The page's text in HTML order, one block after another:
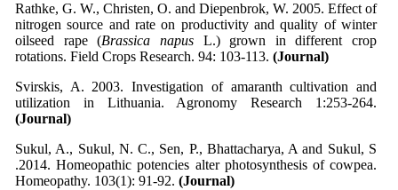
Rathke, G. W., Christen, O. and Diepenbrok, W. 2005. Effect of
nitrogen source and rate on productivity and quality of winter
oilseed rape (Brassica napus L.) grown in different crop
rotations. Field Crops Research. 94: 103-113. (Journal)
Svirskis, A. 2003. Investigation of amaranth cultivation and
utilization in Lithuania. Agronomy Research 1:253-264.
(Journal)
Sukul, A., Sukul, N. C., Sen, P., Bhattacharya, A and Sukul, S
.2014. Homeopathic potencies alter photosynthesis of cowpea.
Homeopathy. 103(1): 91-92. (Journal)